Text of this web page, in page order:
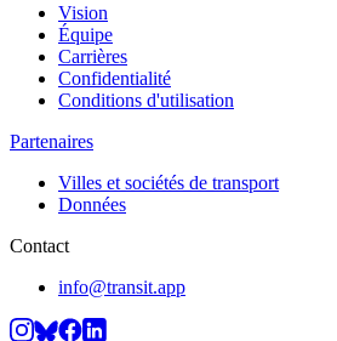
Vision
Équipe
Carrières
Confidentialité
Conditions d'utilisation
Partenaires
Villes et sociétés de transport
Données
Contact
info@transit.app